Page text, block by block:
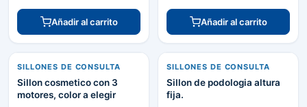
Añadir al carrito Añadir al carrito
SILLONES DE CONSULTA
Sillon cosmetico con 3
motores, color a elegir
SILLONES DE CONSULTA
Sillon de podologia altura
fija.